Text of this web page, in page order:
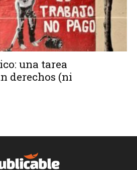
una tarea
derechos (ni